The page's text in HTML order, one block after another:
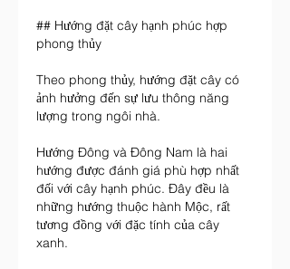
## Hướng đặt cây hạnh phúc hợp
phong thủy
Theo phong thủy, hướng đặt cây có
ảnh hưởng đến sự lưu thông năng
lượng trong ngôi nhà.
Hướng Đông và Đông Nam là hai
hướng được đánh giá phù hợp nhất
đối với cây hạnh phúc. Đây đều là
những hướng thuộc hành Mộc, rất
tương đồng với đặc tính của cây
xanh.